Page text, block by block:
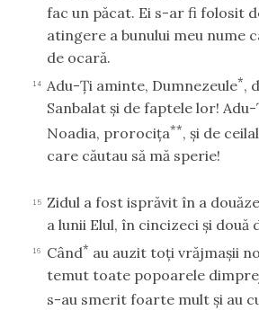
fac un păcat. Ei s-ar fi folosit
atingere a bunului meu nume
de ocară.
14 Adu-Ţi aminte, Dumnezeule*,
Sanbalat şi de faptele lor!
Noadia, prorociţa**, şi de
care căutau să mă sperie!
15
Zidul a fost isprăvit în a
a lunii Elul, în cincizeci şi două
16 Când* au auzit toţi vrăjmaşii
temut toate popoarele
s-au smerit foarte mult şi au